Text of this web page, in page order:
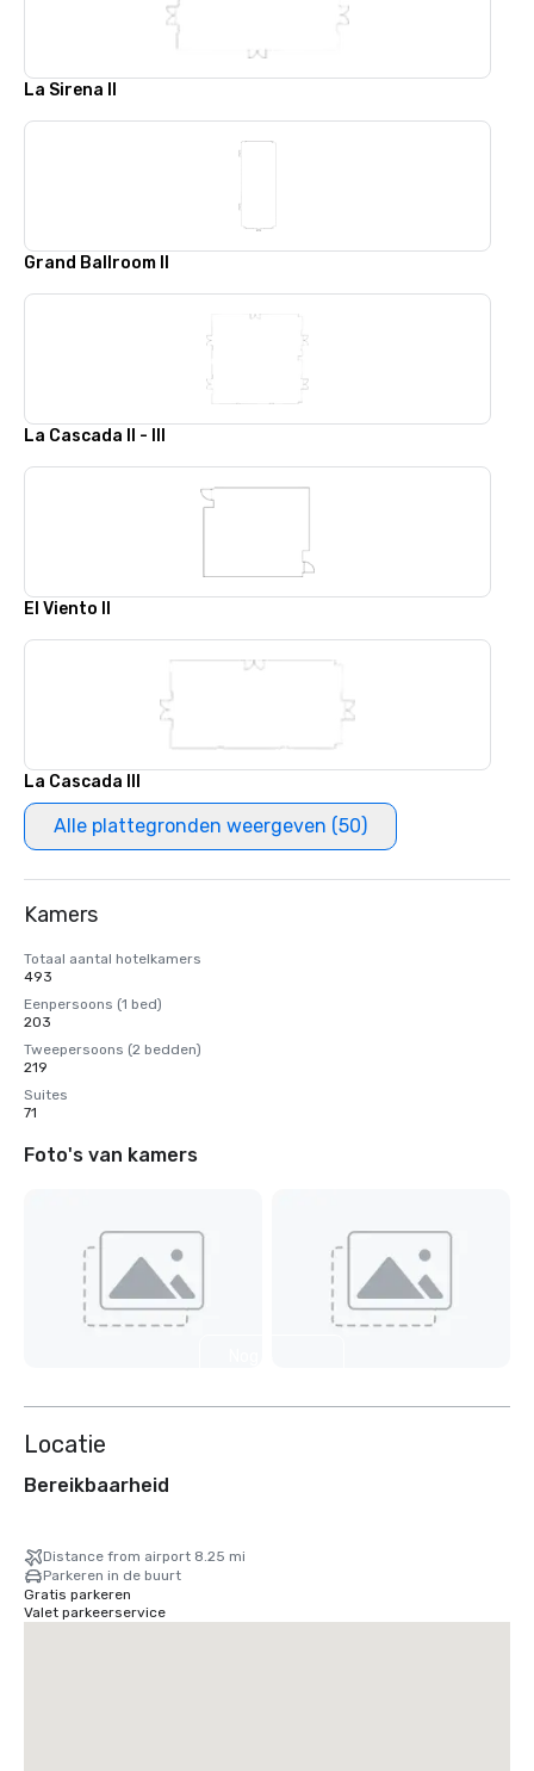
La Sirena II
Grand Ballroom II
La Cascada II - III
El Viento II
La Cascada III
Alle plattegronden weergeven (50)
Kamers
Totaal aantal hotelkamers
493
Eenpersoons (1 bed)
203
Tweepersoons (2 bedden)
219
Suites
71
Foto's van kamers
Locatie
Bereikbaarheid
Distance from airport 8.25 mi
Parkeren in de buurt
Gratis parkeren
Valet parkeerservice